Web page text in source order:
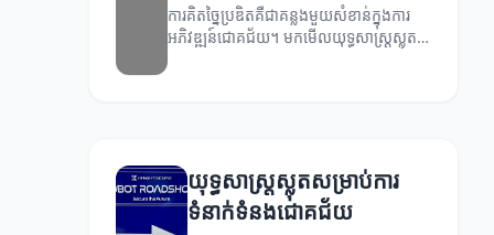
ការគិតច្នៃប្រឌិតគឺជាគន្លងមួយសំខាន់ក្នុងការ
អភិវឌ្ឍន៍ជោគជ័យ។ មកមើលយុទ្ធសាស្ត្រស្លុត
យុទ្ធសាស្ត្រស្លុតសម្រាប់ការ
ទំនាក់ទំនងជោគជ័យ